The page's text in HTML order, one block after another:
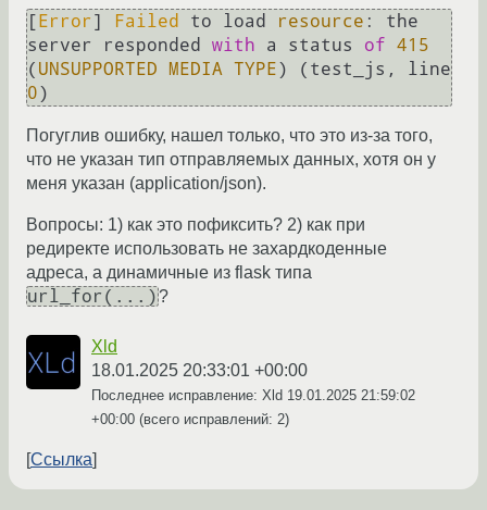
[ Error] Failed to load resource : the
server responded with a status of 415
( UNSUPPORTED MEDIA TYPE
) (test_js, line
0
Погуглив ошибку, нашел только, что это из-за того,
что не указан тип отправляемых данных, хотя он у
меня указан (application/json).
Вопросы: 1) как это пофиксить? 2) как при
редиректе использовать не захардкоденные
адреса, а динамичные из flask типа
url_for(...)?
Xld
18.01.2025 20:33:01 +00:00
Последнее исправление: Xld 19.01.2025 21:59:02
+00:00 (всего исправлений: 2)
Ссылка